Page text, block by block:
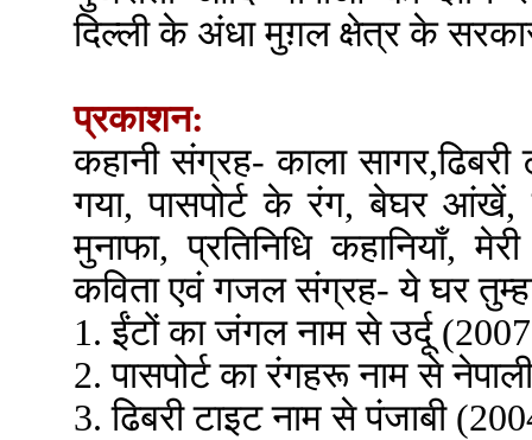
दिल्ली के अंधा मुग़ल क्षेत्र के
प्रकाशन:
कहानी संग्रह- काला
गया, पासपोर्ट के रंग, बेघर
मुनाफा, प्रतिनिधि कहानियाँ,
कविता एवं गजल संग्रह- ये घर
1. ईंटों का जंगल नाम से उर्दू
2. पासपोर्ट का रंगहरू नाम से
3. ढिबरी टाइट नाम से पंजाबी